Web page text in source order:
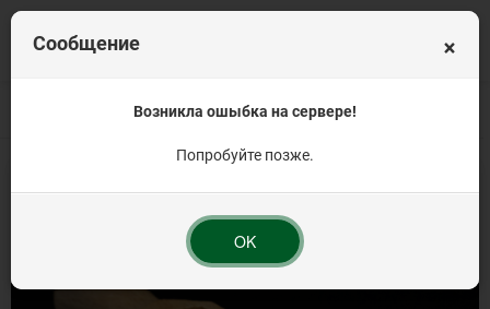
Приправы и пряности Панировка Хрустящая панировка
×
Сообщение
Возникла ошыбка на сервере!
Попробуйте позже.
OK